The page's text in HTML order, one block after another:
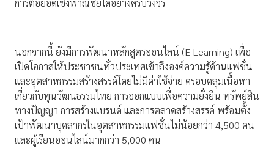
การต่อยอดเชิงพาณิชย์ได้อย่างครบวงจร
นอกจากนี้ ยังมีการพัฒนาหลักสูตรออนไลน์ (E-Learning) เพื่อ
เปิดโอกาสให้ประชาชนทั่วประเทศเข้าถึงองค์ความรู้ด้านแฟชั่น
และอุตสาหกรรมสร้างสรรค์โดยไม่มีค่าใช้จ่าย ครอบคลุมเนื้อหา
เกี่ยวกับทุนวัฒนธรรมไทย การออกแบบเพื่อความยั่งยืน ทรัพย์สิน
ทางปัญญา การสร้างแบรนด์ และการตลาดสร้างสรรค์ พร้อมตั้ง
เป้าพัฒนาบุคลากรในอุตสาหกรรมแฟชั่นไม่น้อยกว่า 4,500 คน
และผู้เรียนออนไลน์มากกว่า 5,000 คน